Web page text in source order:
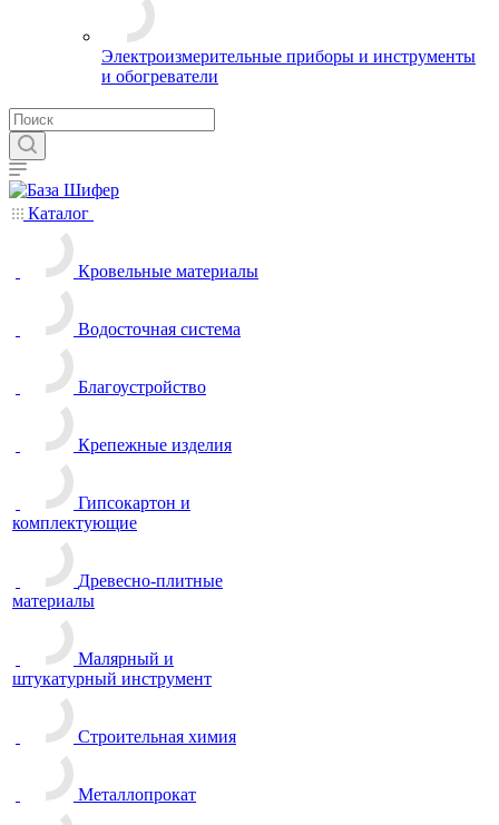
Электроизмерительные приборы и инструменты
и обогреватели
Каталог
Кровельные материалы
Водосточная система
Благоустройство
Крепежные изделия
Гипсокартон и
комплектующие
Древесно-плитные
материалы
Малярный и
штукатурный инструмент
Строительная химия
Металлопрокат